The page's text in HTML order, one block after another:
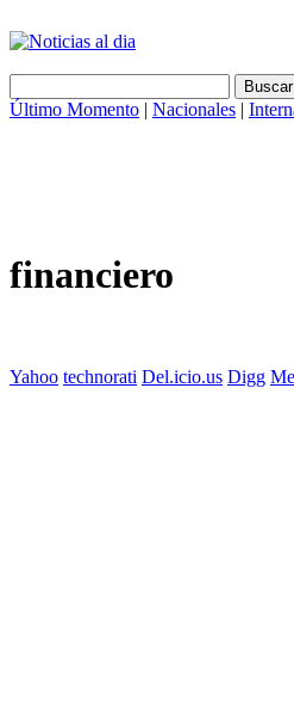
Último Momento | Nacionales |
financiero
Yahoo technorati Del.icio.us Digg